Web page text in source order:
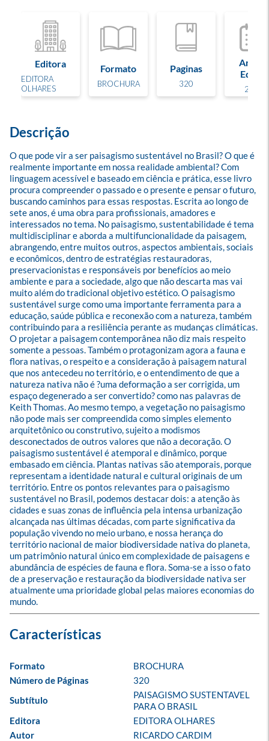
Editora
EDITORA
OLHARES
Formato
BROCHURA
Paginas
320
Ano de
Edição
2022
Descrição
O que pode vir a ser paisagismo sustentável no Brasil? O que é
realmente importante em nossa realidade ambiental? Com
linguagem acessível e baseado em ciência e prática, esse livro
procura compreender o passado e o presente e pensar o futuro,
buscando caminhos para essas respostas. Escrita ao longo de
sete anos, é uma obra para profissionais, amadores e
interessados no tema. No paisagismo, sustentabilidade é tema
multidisciplinar e aborda a multifuncionalidade da paisagem,
abrangendo, entre muitos outros, aspectos ambientais, sociais
e econômicos, dentro de estratégias restauradoras,
preservacionistas e responsáveis por benefícios ao meio
ambiente e para a sociedade, algo que não descarta mas vai
muito além do tradicional objetivo estético. O paisagismo
sustentável surge como uma importante ferramenta para a
educação, saúde pública e reconexão com a natureza, também
contribuindo para a resiliência perante as mudanças climáticas.
O projetar a paisagem contemporânea não diz mais respeito
somente a pessoas. Também o protagonizam agora a fauna e
flora nativas, o respeito e a consideração à paisagem natural
que nos antecedeu no território, e o entendimento de que a
natureza nativa não é ?uma deformação a ser corrigida, um
espaço degenerado a ser convertido? como nas palavras de
Keith Thomas. Ao mesmo tempo, a vegetação no paisagismo
não pode mais ser compreendida como simples elemento
arquitetônico ou construtivo, sujeito a modismos
desconectados de outros valores que não a decoração. O
paisagismo sustentável é atemporal e dinâmico, porque
embasado em ciência. Plantas nativas são atemporais, porque
representam a identidade natural e cultural originais de um
território. Entre os pontos relevantes para o paisagismo
sustentável no Brasil, podemos destacar dois: a atenção às
cidades e suas zonas de influência pela intensa urbanização
alcançada nas últimas décadas, com parte significativa da
população vivendo no meio urbano, e nossa herança do
território nacional de maior biodiversidade nativa do planeta,
um patrimônio natural único em complexidade de paisagens e
abundância de espécies de fauna e flora. Soma-se a isso o fato
de a preservação e restauração da biodiversidade nativa ser
atualmente uma prioridade global pelas maiores economias do
mundo.
Formato
BROCHURA
Número de Páginas
320
Subtítulo
PAISAGISMO SUSTENTAVEL
PARA O BRASIL
Editora
EDITORA OLHARES
Autor
RICARDO CARDIM